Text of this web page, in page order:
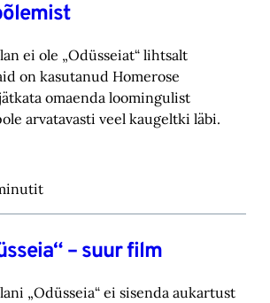
ei ole „Odüsseiat“ lihtsalt
on kasutanud Homerose
omaenda loomingulist
arvatavasti veel kaugeltki läbi.‎
– suur film
„Odüsseia“ ei sisenda aukartust